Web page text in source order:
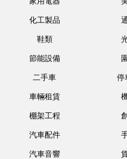
化工製品
鞋類
節能設備
二手車 停
車輛租賃
棚架工程
汽車配件
汽車音響